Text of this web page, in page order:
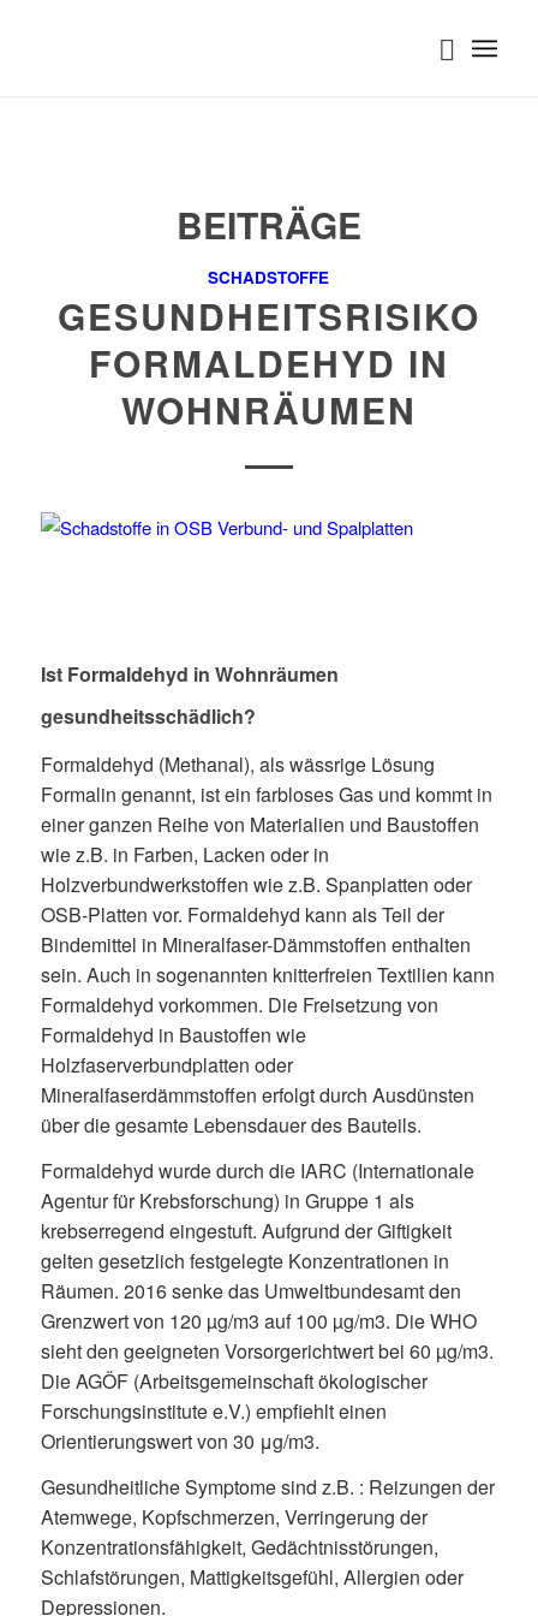
BEITRÄGE
SCHADSTOFFE
GESUNDHEITSRISIKO
FORMALDEHYD IN
WOHNRÄUMEN
Ist Formaldehyd in Wohnräumen
gesundheitsschädlich?
Formaldehyd (Methanal), als wässrige Lösung
Formalin genannt, ist ein farbloses Gas und kommt in
einer ganzen Reihe von Materialien und Baustoffen
wie z.B. in Farben, Lacken oder in
Holzverbundwerkstoffen wie z.B. Spanplatten oder
OSB-Platten vor. Formaldehyd kann als Teil der
Bindemittel in Mineralfaser-Dämmstoffen enthalten
sein. Auch in sogenannten knitterfreien Textilien kann
Formaldehyd vorkommen. Die Freisetzung von
Formaldehyd in Baustoffen wie
Holzfaserverbundplatten oder
Mineralfaserdämmstoffen erfolgt durch Ausdünsten
über die gesamte Lebensdauer des Bauteils.
Formaldehyd wurde durch die IARC (Internationale
Agentur für Krebsforschung) in Gruppe 1 als
krebserregend eingestuft. Aufgrund der Giftigkeit
gelten gesetzlich festgelegte Konzentrationen in
Räumen. 2016 senke das Umweltbundesamt den
Grenzwert von 120 µg/m3 auf 100 µg/m3. Die WHO
sieht den geeigneten Vorsorgerichtwert bei 60 µg/m3.
Die AGÖF (Arbeitsgemeinschaft ökologischer
Forschungsinstitute e.V.) empfiehlt einen
Orientierungswert von 30 μg/m3.
Gesundheitliche Symptome sind z.B. : Reizungen der
Atemwege, Kopfschmerzen, Verringerung der
Konzentrationsfähigkeit, Gedächtnisstörungen,
Schlafstörungen, Mattigkeitsgefühl, Allergien oder
Depressionen.